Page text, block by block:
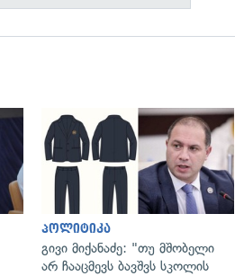
გადახედვა
პოლიტიკა
გივი მიქანაძე: "თუ მშობელი
არ ჩააცმევს ბავშვს სკოლის